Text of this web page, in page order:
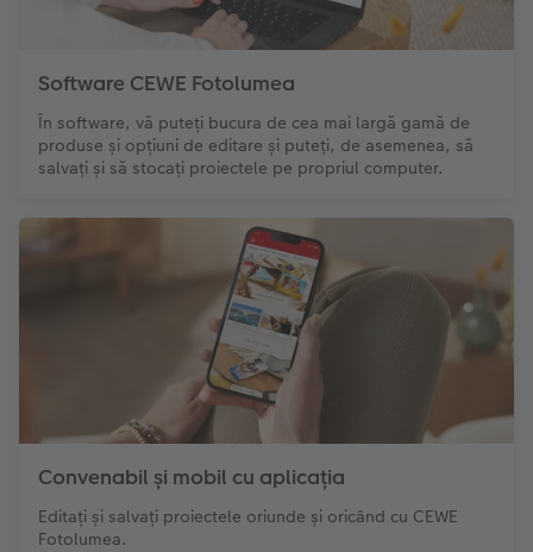
Sticker instant
Bandă foto
Fotografii retro XXL
Software CEWE Fotolumea
În software, vă puteți bucura de cea mai largă gamă de
produse și opțiuni de editare și puteți, de asemenea, să
salvați și să stocați proiectele pe propriul computer.
Convenabil și mobil cu aplicația
Editați și salvați proiectele oriunde și oricând cu CEWE
Fotolumea.